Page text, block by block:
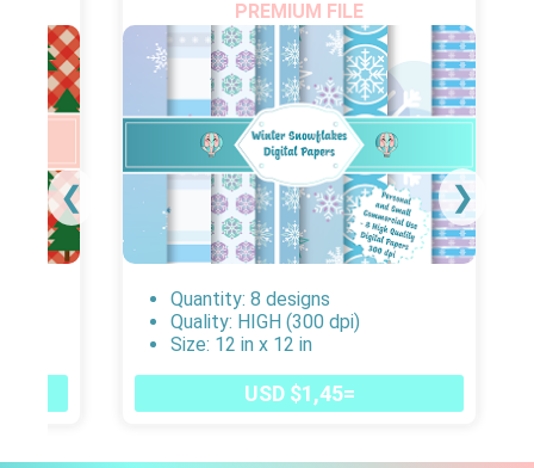
PREMIUM FILE
Quantity: 8 designs
Quality: HIGH (300 dpi)
Size: 12 in x 12 in
USD $1,45=
❮ ❯